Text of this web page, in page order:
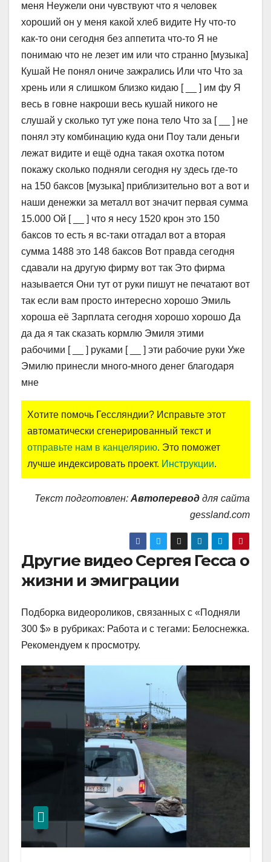
меня Неужели они чувствуют что я человек
хороший он у меня какой хлеб видите Ну что-то
как-то они сегодня без аппетита что-то Я не
понимаю что не лезет им или что странно [музыка]
Кушай Не понял ониче зажрались Или что Что за
хрень или я слишком близко кидаю [ __ ] им фу Я
весь в говне накроши весь кушай никого не
слушай у сколько тут уже пона тело Что за [ __ ] не
понял эту комбинацию куда они Поу тали деньги
лежат видите и ещё одна такая охотка потом
покажу сколько подняли сегодня ну здесь где-то
на 150 баксов [музыка] приблизительно вот а вот и
наши денежки за металл вот значит первая сумма
15.000 Ой [ __ ] что я несу 1520 крон это 150
баксов то есть я вс-таки отгадал вот а вторая
сумма 1488 это 148 баксов Вот правда сегодня
сдавали на другую фирму вот так Это фирма
называется Они тут от руки пишут не печатают вот
так если вам просто интересно хорошо Эмиль
хороша её Зарплата сегодня хорошо хорошо Да
да да я так сказать кормлю Эмиля этими
рабочими [ __ ] руками [ __ ] эти рабочие руки Уже
Эмилю принесли много-много денег благодаря
мне
Хотите помочь Гессляндии? Исправьте этот
автоматически сгенерированный текст и
отправьте нам в канцелярию. Это поможет
лучше индексировать проект. Инструкции.
Текст подготовлен: Автоперевод для сайта
gessland.com
Другие видео Сергея Гесса о
жизни и эмиграции
Подборка видеороликов, связанных с «Подняли
300 $» в рубриках: Работа и с тегами: Белоснежка.
Рекомендуем к просмотру.